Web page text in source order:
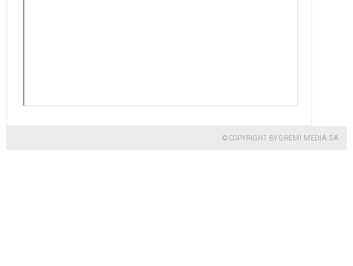
© COPYRIGHT BY GREMI MEDIA SA